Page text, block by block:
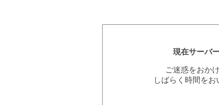
現在サーバ
ご迷惑をおか
しばらく時間を